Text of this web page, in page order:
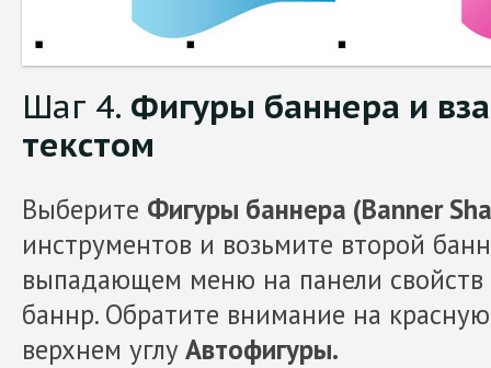
Шаг 4. Фигуры баннера и
текстом
Выберите Фигуры баннера (Banner
инструментов и возьмите второй
выпадающем меню на панели свойств
баннр. Обратите внимание на
верхнем углуАвтофигуры.